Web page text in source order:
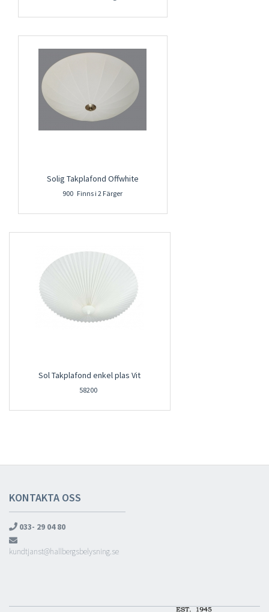
Solig Takplafond Offwhite
900 Finns i 2 Färger
Sol Takplafond enkel plas Vit
58200
KONTAKTA OSS
033- 29 04 80
kundtjanst@hallbergsbelysning.se